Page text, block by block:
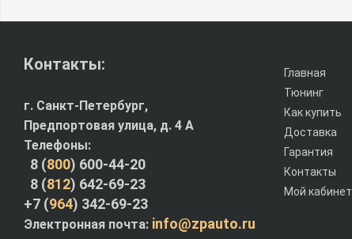
Главная
Тюнинг
Как купить
Доставка
Гарантия
Контакты
Мой кабинет
Контакты:
г. Санкт-Петербург,
Предпортовая улица, д. 4 A
Телефоны:
8 (800) 600-44-20
8 (812) 642-69-23
+7 (964) 342-69-23
Электронная почта: info@zpauto.ru